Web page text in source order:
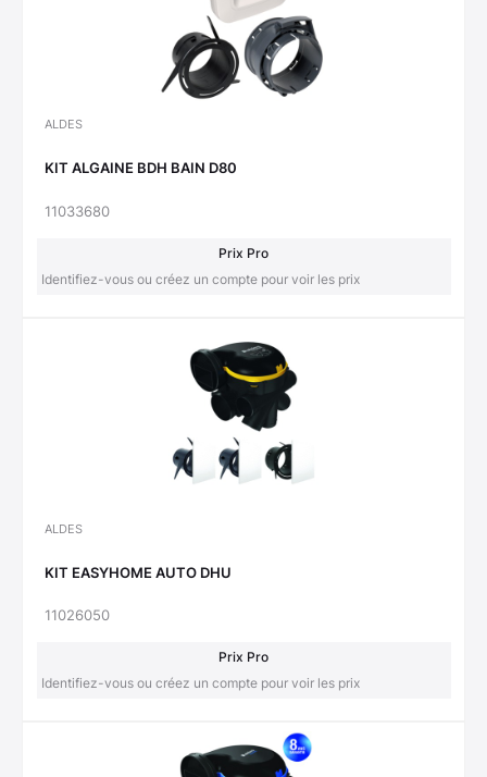
ALDES
KIT ALGAINE BDH BAIN D80
11033680
Prix Pro
Identifiez-vous ou créez un compte pour voir les prix
ALDES
KIT EASYHOME AUTO DHU
11026050
Prix Pro
Identifiez-vous ou créez un compte pour voir les prix